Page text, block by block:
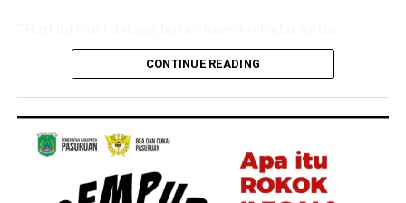
penandatanganan, tapi kami ingin menyatukan
komitmen, data, sistem, sumber daya, dan kewenangan
agar layanan pertanahan dan tata ruang menghasilkan
manfaat ekonomi yang nyata sekaligus memperkuat
tata kelola yang transparan dan akuntabel,” ujar Staf
Ahli Bidang Pengembangan Kawasan, Dony Erwan
CONTINUE READING